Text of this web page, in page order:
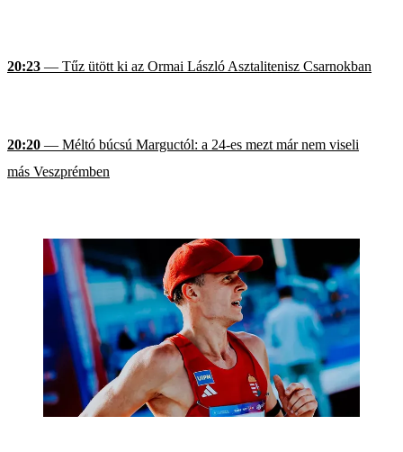
20:23 — Tűz ütött ki az Ormai László Asztalitenisz Csarnokban
20:20 — Méltó búcsú Marguctól: a 24-es mezt már nem viseli
más Veszprémben